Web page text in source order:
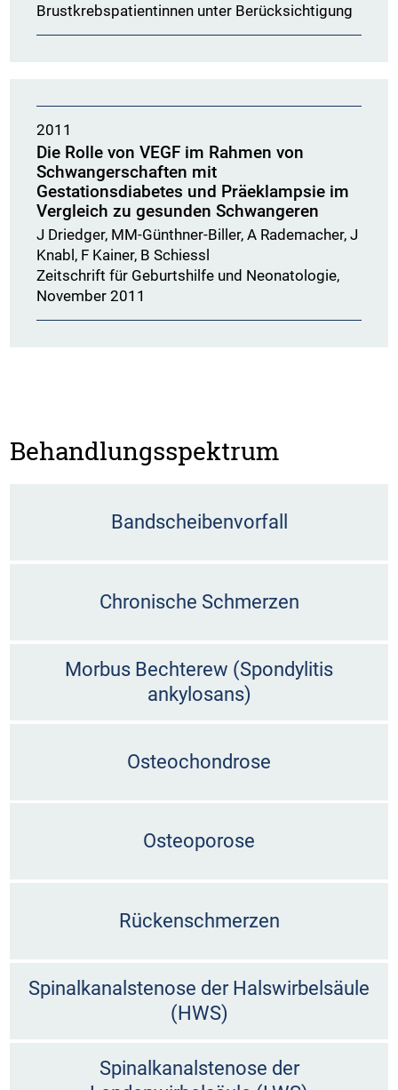
Brustkrebspatientinnen unter Berücksichtigung
2011
Die Rolle von VEGF im Rahmen von
Schwangerschaften mit
Gestationsdiabetes und Präeklampsie im
Vergleich zu gesunden Schwangeren
J Driedger, MM-Günthner-Biller, A Rademacher, J
Knabl, F Kainer, B Schiessl
Zeitschrift für Geburtshilfe und Neonatologie,
November 2011
Behandlungsspektrum
Bandscheibenvorfall
Chronische Schmerzen
Morbus Bechterew (Spondylitis
ankylosans)
Osteochondrose
Osteoporose
Rückenschmerzen
Spinalkanalstenose der Halswirbelsäule
(HWS)
Spinalkanalstenose der